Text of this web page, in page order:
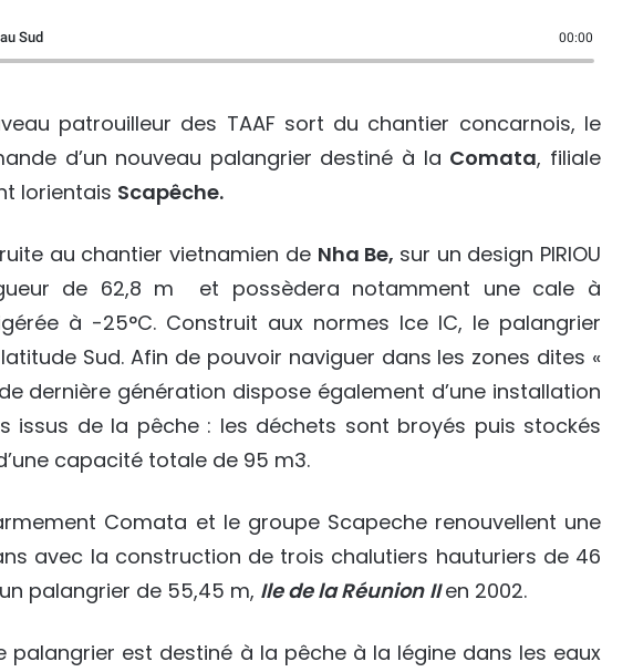
Sud 00:00
patrouilleur des TAAF sort du chantier concarnois, le
d’un nouveau palangrier destiné à la Comata, filiale
lorientais Scapêche.
au chantier vietnamien de Nha Be, sur un design PIRIOU
de 62,8 m et possèdera notamment une cale à
à -25°C. Construit aux normes Ice IC, le palangrier
Sud. Afin de pouvoir naviguer dans les zones dites «
dernière génération dispose également d’une installation
issus de la pêche : les déchets sont broyés puis stockés
capacité totale de 95 m3.
Comata et le groupe Scapeche renouvellent une
avec la construction de trois chalutiers hauturiers de 46
palangrier de 55,45 m, Ile de la Réunion IIen 2002.
palangrier est destiné à la pêche à la légine dans les eaux